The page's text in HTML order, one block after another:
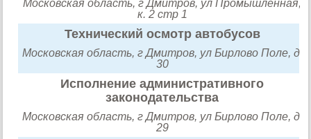
Московская область, г Дмитров, ул Промышленная,
к. 2 стр 1
Технический осмотр автобусов
Московская область, г Дмитров, ул Бирлово Поле, д.
30
Исполнение административного
законодательства
Московская область, г Дмитров, ул Бирлово Поле, д.
29